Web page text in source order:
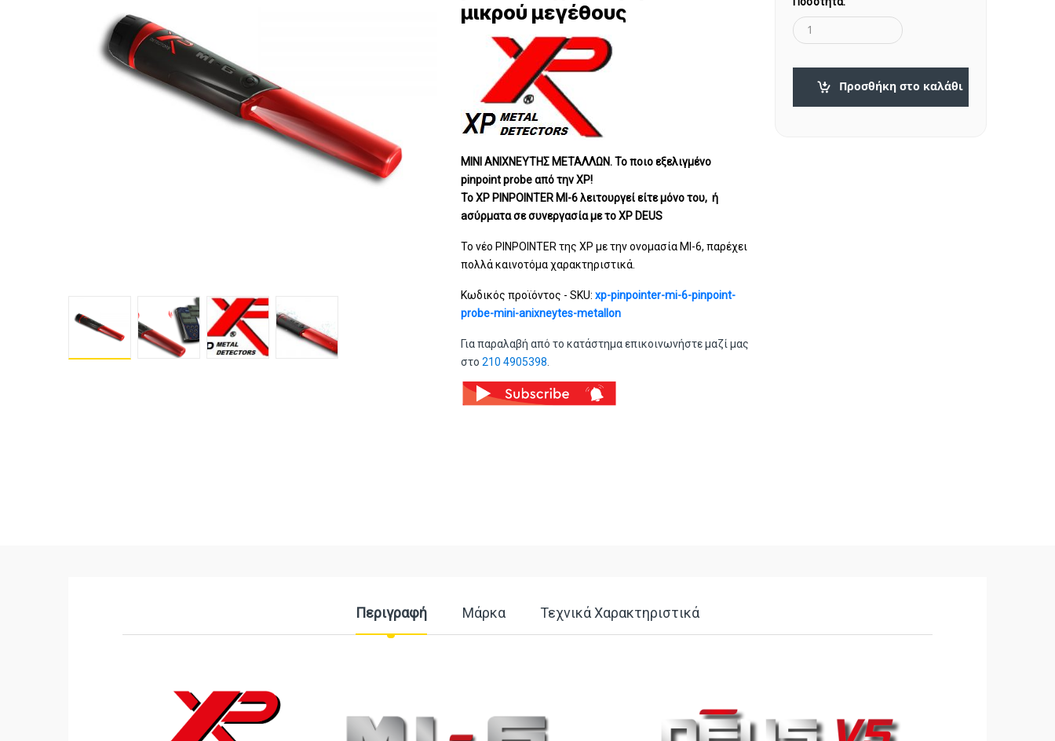
μικρού μεγέθους
ΜΙΝΙ ΑΝΙΧΝΕΥΤΗΣ ΜΕΤΑΛΛΩΝ. Το ποιο εξελιγμένο
pinpoint probe από την ΧΡ!
Το ΧP PINPOINTER MI-6 λειτουργεί είτε μόνο του, ή
aσύρματα σε συνεργασία με το ΧP DEUS
Το νέο PINPOINTER της ΧΡ με την ονομασία MI-6, παρέχει
πολλά καινοτόμα χαρακτηριστικά.
Κωδικός προϊόντος - SKU: xp-pinpointer-mi-6-pinpoint-
probe-mini-anixneytes-metallon
Για παραλαβή από το κατάστημα επικοινωνήστε μαζί μας
στο 210 4905398
Προσθήκη στο καλάθι
Περιγραφή Μάρκα Τεχνικά Χαρακτηριστικά